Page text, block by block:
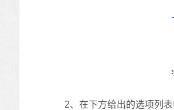
2、在下方给出的选项列表